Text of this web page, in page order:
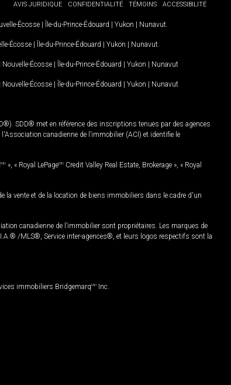
AVIS JURIDIQUE
CONFIDENTIALITÉ TÉMOINS ACCESSIBILITÉ
Écosse | Île-du-Prince-Édouard | Yukon | Nunavut
Écosse | Île-du-Prince-Édouard | Yukon | Nunavut
Nouvelle-Écosse | Île-du-Prince-Édouard | Yukon | Nunavut
Nouvelle-Écosse | Île-du-Prince-Édouard | Yukon | Nunavut
SDD® met en référence des inscriptions tenues par des agences
canadienne de l’immobilier (ACI) et identifie le
MD », « Royal LePageMD Credit Valley Real Estate, Brokerage », « Royal
vente et de la location de biens immobiliers dans le cadre d'un
canadienne de l’immobilier sont propriétaires. Les marques de
/MLS®, Service inter-agences®, et leurs logos respectifs sont la
immobiliers BridgemarqMD Inc.